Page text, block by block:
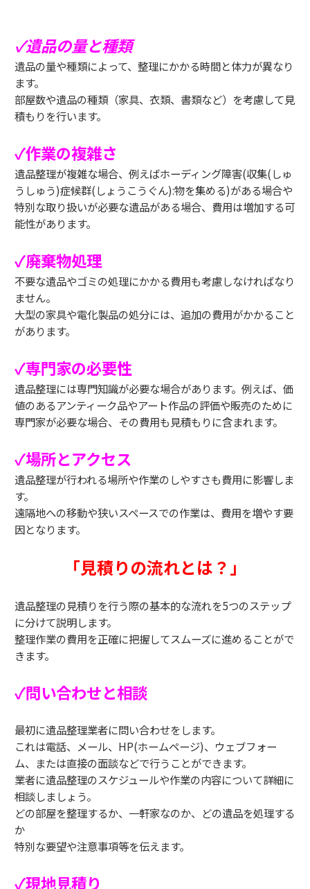
✓遺品の量と種類
遺品の量や種類によって、整理にかかる時間と体力が異なり
ます。
部屋数や遺品の種類（家具、衣類、書類など）を考慮して見
積もりを行います。
✓作業の複雑さ
遺品整理が複雑な場合、例えばホーディング障害(収集(しゅ
うしゅう)症候群(しょうこうぐん):物を集める)がある場合や
特別な取り扱いが必要な遺品がある場合、費用は増加する可
能性があります。
✓廃棄物処理
不要な遺品やゴミの処理にかかる費用も考慮しなければなり
ません。
大型の家具や電化製品の処分には、追加の費用がかかること
があります。
✓専門家の必要性
遺品整理には専門知識が必要な場合があります。例えば、価
値のあるアンティーク品やアート作品の評価や販売のために
専門家が必要な場合、その費用も見積もりに含まれます。
✓場所とアクセス
遺品整理が行われる場所や作業のしやすさも費用に影響しま
す。
遠隔地への移動や狭いスペースでの作業は、費用を増やす要
因となります。
「見積りの流れとは？」
遺品整理の見積りを行う際の基本的な流れを5つのステップ
に分けて説明します。
整理作業の費用を正確に把握してスムーズに進めることがで
きます。
✓問い合わせと相談
最初に遺品整理業者に問い合わせをします。
これは電話、メール、HP(ホームページ)、ウェブフォー
ム、または直接の面談などで行うことができます。
業者に遺品整理のスケジュールや作業の内容について詳細に
相談しましょう。
どの部屋を整理するか、一軒家なのか、どの遺品を処理する
か
特別な要望や注意事項等を伝えます。
✓現地見積り